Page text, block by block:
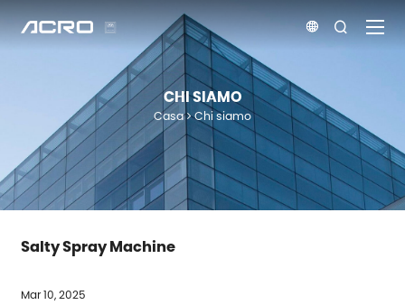
 
CHI SIAMO
Casa Chi siamo
Salty Spray Machine
Mar 10, 2025